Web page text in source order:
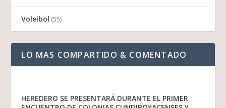
Voleibol (55)
LO MAS COMPARTIDO & COMENTADO
HEREDERO SE PRESENTARÁ DURANTE EL PRIMER